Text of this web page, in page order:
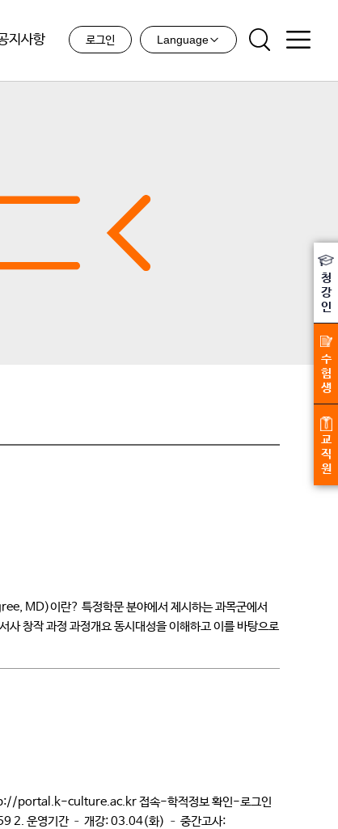
지사항 로그인 Language
MD)이란? 특정학문 분야에서 제시하는 과목군에서
창작 과정 과정개요 동시대성을 이해하고 이를 바탕으로
portal.k-culture.ac.kr 접속-학적정보 확인-로그인
운영기간 – 개강: 03.04(화) – 중간고사:
청
강
인
수
험
생
교
직
원